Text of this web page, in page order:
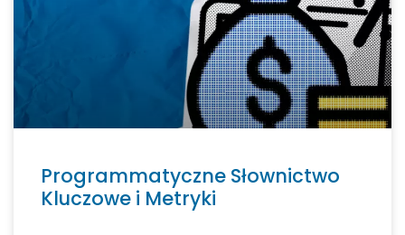
Programmatyczne Słownictwo
Kluczowe i Metryki